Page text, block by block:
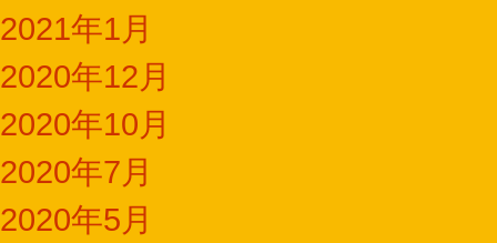
2021年1月
2020年12月
2020年10月
2020年7月
2020年5月